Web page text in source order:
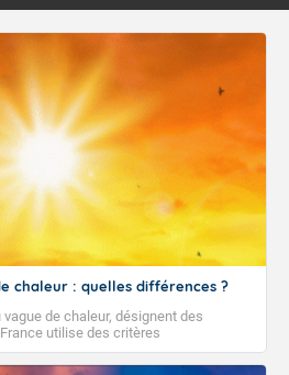
chaleur : quelles différences ?
de chaleur, désignent des
utilise des critères
et qualifier les épisodes de chaleur qui
et socio-économiques